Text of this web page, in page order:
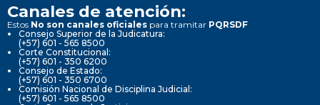
Canales de atención:
Estos No son canales oficiales para tramitar PQRSDF
Consejo Superior de la Judicatura:
(+57) 601 - 565 8500
Corte Constitucional:
(+57) 601 - 350 6200
Consejo de Estado:
(+57) 601 - 350 6700
Comisión Nacional de Disciplina Judicial:
(+57) 601 - 565 8500